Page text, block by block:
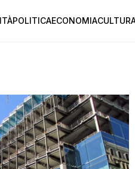
POLITICAECONOMIA